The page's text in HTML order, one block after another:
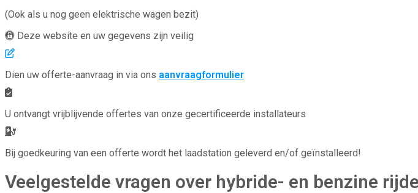
(Ook als u nog geen elektrische wagen bezit)
Deze website en uw gegevens zijn veilig
Dien uw offerte-aanvraag in via ons aanvraagformulier
U ontvangt vrijblijvende offertes van onze gecertificeerde installateurs
Bij goedkeuring van een offerte wordt het laadstation geleverd en/of geïnstalleerd!
Veelgestelde vragen over hybride- en benzine